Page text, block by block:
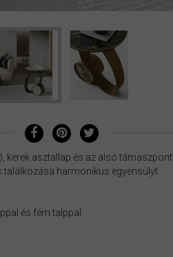
kerek asztallap és az alsó támaszpont
harmonikus egyensúlyt
és fém talppal.